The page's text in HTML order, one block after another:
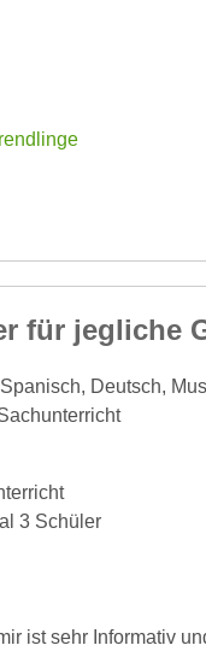
für jegliche
Deutsch,
3 Schüler
ist sehr Informativ